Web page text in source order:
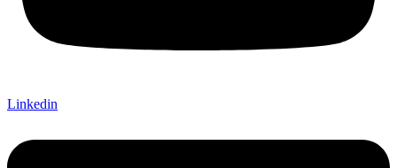
Linkedin